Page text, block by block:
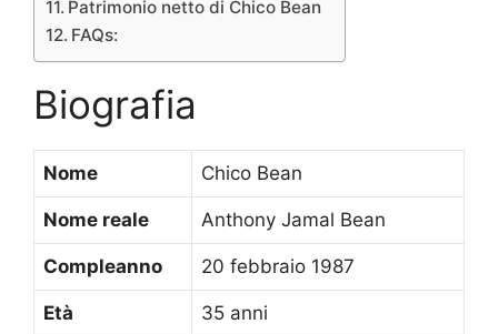
Patrimonio netto di Chico Bean
FAQs:
Biografia
Nome Chico Bean
Nome reale Anthony Jamal Bean
Compleanno 20 febbraio 1987
Età 35 anni